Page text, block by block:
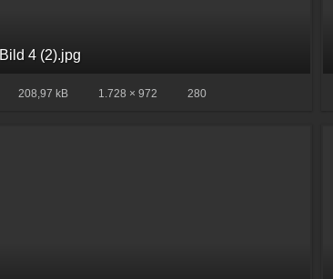
Bild 4 (2).jpg
208,97 kB 1.728 × 972 280